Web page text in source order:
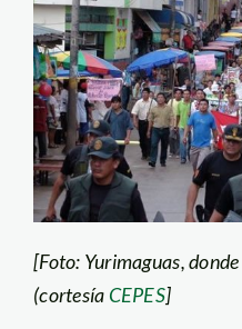
[Foto: Yurimaguas,
(cortesía CEPES]